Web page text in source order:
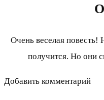
Очень веселая повесть!
получится. Но они
Добавить комментарий